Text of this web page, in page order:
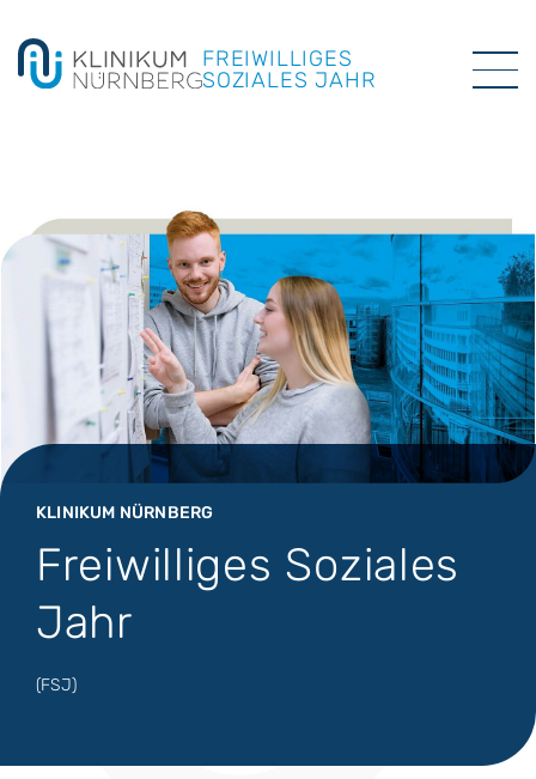
FREIWILLIGES
SOZIALES JAHR
KLINIKUM NÜRNBERG
Freiwilliges Soziales
Jahr
(FSJ)